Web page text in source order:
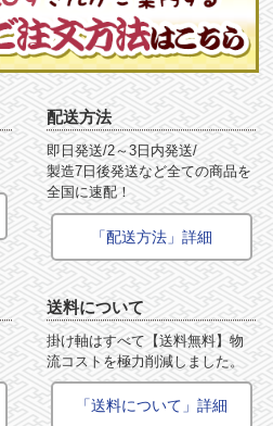
配送方法
即日発送/2～3日内発送/
製造7日後発送など全ての商品を
全国に速配！
「配送方法」詳細
送料について
掛け軸はすべて【送料無料】物
流コストを極力削減しました。
「送料について」詳細